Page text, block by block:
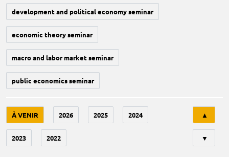
development and political economy seminar
economic theory seminar
macro and labor market seminar
public economics seminar
À VENIR 2026 2025 2024
2023 2022
▲
▼